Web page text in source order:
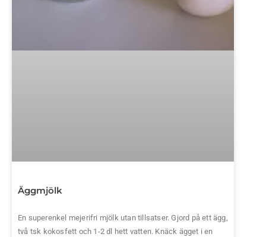
Äggmjölk
En superenkel mejerifri mjölk utan tillsatser. Gjord på ett ägg,
två tsk kokosfett och 1-2 dl hett vatten. Knäck ägget i en